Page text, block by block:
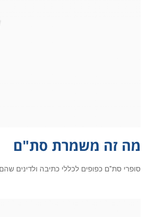
מה זה משמרת סת"ם
סופרי סת"ם כפופים לכללי כתיבה ולדינים